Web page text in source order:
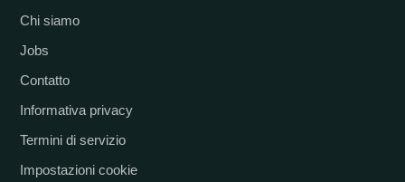
Chi siamo
Jobs
Contatto
Informativa privacy
Termini di servizio
Impostazioni cookie